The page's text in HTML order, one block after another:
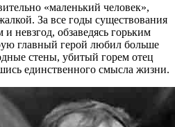
«маленький человек»,
За все годы существования
невзгод, обзаведясь горьким
главный герой любил больше
стены, убитый горем отец
единственного смысла жизни.